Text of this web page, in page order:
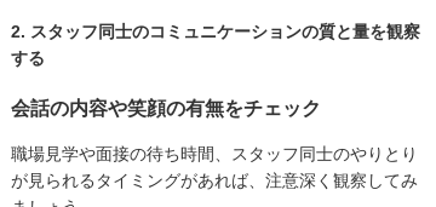
2. スタッフ同士のコミュニケーションの質と量を観察
する
会話の内容や笑顔の有無をチェック
職場見学や面接の待ち時間、スタッフ同士のやりとり
が見られるタイミングがあれば、注意深く観察してみ